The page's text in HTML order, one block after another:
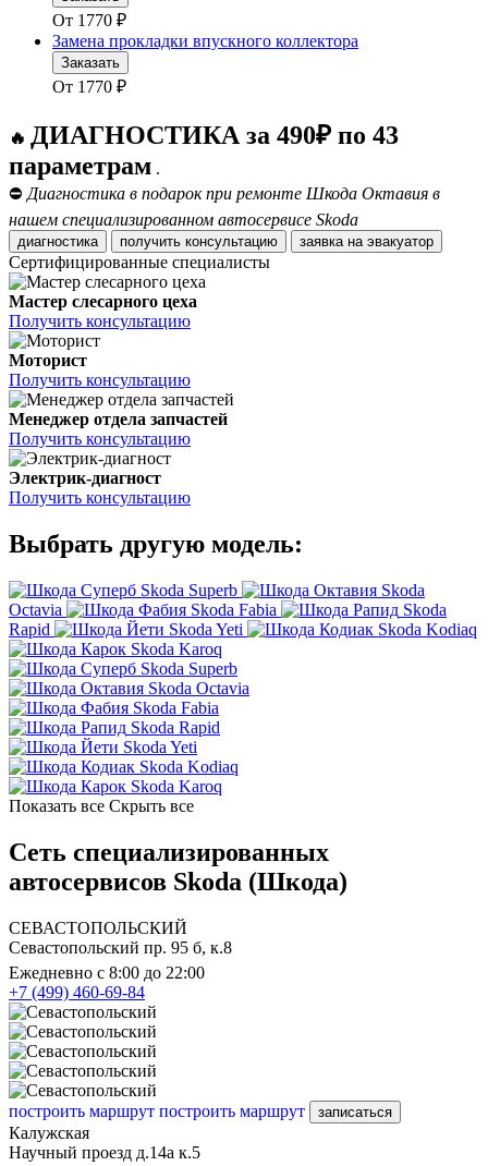
От 1770 ₽
Замена прокладки впускного коллектора
Заказать
От 1770 ₽
🔥 ДИАГНОСТИКА за 490₽ по 43
параметрам .
⛔ Диагностика в подарок при ремонте Шкода Октавия в
нашем специализированном автосервисе Skoda
диагностика получить консультацию заявка на эвакуатор
Сертифицированные специалисты
Мастер слесарного цеха
Получить консультацию
Моторист
Получить консультацию
Менеджер отдела запчастей
Получить консультацию
Электрик-диагност
Получить консультацию
Выбрать другую модель:
Skoda Superb
Skoda
Octavia
Skoda Fabia
Skoda
Rapid
Skoda Yeti
Skoda Kodiaq
Skoda Karoq
Skoda Superb
Skoda Octavia
Skoda Fabia
Skoda Rapid
Skoda Yeti
Skoda Kodiaq
Skoda Karoq
Показать все Скрыть все
Сеть специализированных
автосервисов Skoda (Шкода)
СЕВАСТОПОЛЬСКИЙ
Севастопольский пр. 95 б, к.8
Ежедневно с 8:00 до 22:00
+7 (499) 460-69-84
построить маршрут построить маршрут записаться
Калужская
Научный проезд д.14а к.5